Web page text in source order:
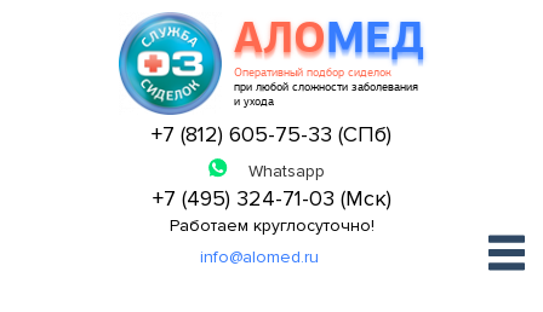
АЛОМЕД
Оперативный подбор сиделок
при любой сложности заболевания
и ухода
+7 (812) 605-75-33 (СПб)
+7 (495) 324-71-03 (Мск)
Работаем круглосуточно!
info@alomed.ru